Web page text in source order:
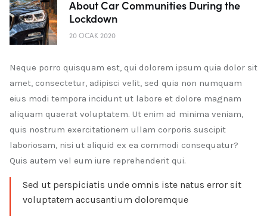
About Car Communities During the
Lockdown
20 OCAK 2020
Neque porro quisquam est, qui dolorem ipsum quia dolor sit
amet, consectetur, adipisci velit, sed quia non numquam
eius modi tempora incidunt ut labore et dolore magnam
aliquam quaerat voluptatem. Ut enim ad minima veniam,
quis nostrum exercitationem ullam corporis suscipit
laboriosam, nisi ut aliquid ex ea commodi consequatur?
Quis autem vel eum iure reprehenderit qui.
Sed ut perspiciatis unde omnis iste natus error sit
voluptatem accusantium doloremque